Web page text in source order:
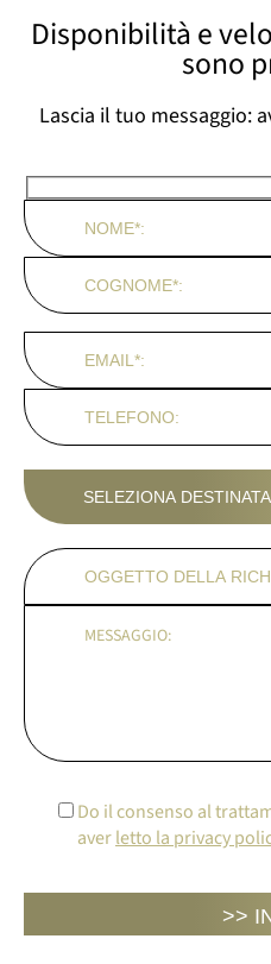
Disponibilità e
sono
Lascia il tuo messaggio:
Do il consenso al
averletto la privacy